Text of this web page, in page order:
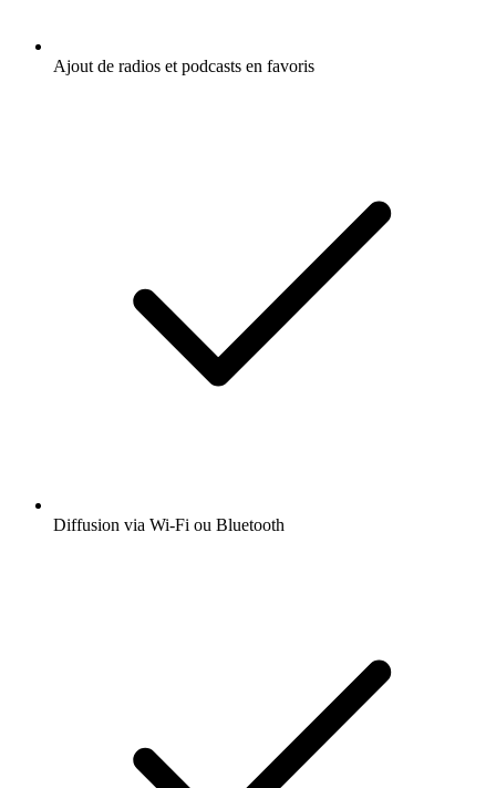
Ajout de radios et podcasts en favoris
Diffusion via Wi-Fi ou Bluetooth